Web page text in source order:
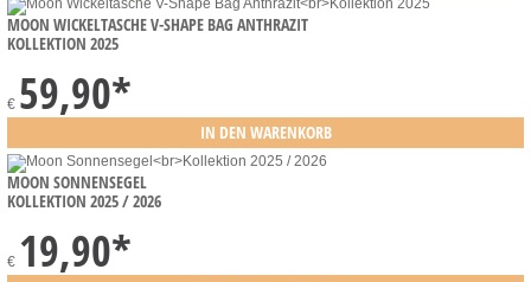
MOON WICKELTASCHE V-SHAPE BAG ANTHRAZIT
KOLLEKTION 2025
€ 59,90*
MOON SONNENSEGEL
KOLLEKTION 2025 / 2026
€ 19,90*